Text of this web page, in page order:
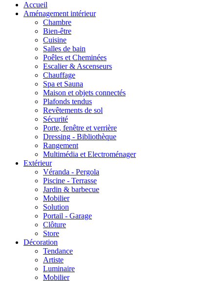
Accueil
Aménagement intérieur
Chambre
Bien-être
Cuisine
Salles de bain
Poêles et Cheminées
Escalier & Ascenseurs
Chauffage
Spa et Sauna
Maison et objets connectés
Plafonds tendus
Revêtements de sol
Sécurité
Porte, fenêtre et verrière
Dressing - Bibliothèque
Rangement
Multimédia et Electroménager
Extérieur
Véranda - Pergola
Piscine - Terrasse
Jardin & barbecue
Mobilier
Solution
Portail - Garage
Clôture
Store
Décoration
Tendance
Artiste
Luminaire
Mobilier